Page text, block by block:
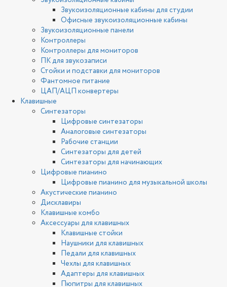
Звукоизоляционные кабины для студии
Офисные звукоизоляционные кабины
Звукоизоляционные панели
Контроллеры
Контроллеры для мониторов
ПК для звукозаписи
Стойки и подставки для мониторов
Фантомное питание
ЦАП/АЦП конвертеры
Клавишные
Синтезаторы
Цифровые синтезаторы
Аналоговые синтезаторы
Рабочие станции
Синтезаторы для детей
Синтезаторы для начинающих
Цифровые пианино
Цифровые пианино для музыкальной школы
Акустические пианино
Дисклавиры
Клавишные комбо
Аксессуары для клавишных
Клавишные стойки
Наушники для клавишных
Педали для клавишных
Чехлы для клавишных
Адаптеры для клавишных
Пюпитры для клавишных